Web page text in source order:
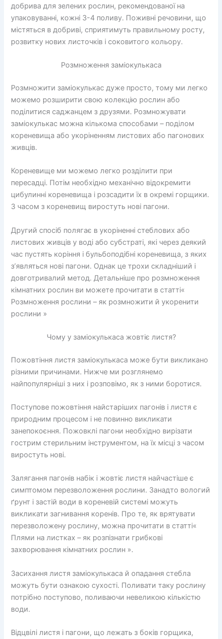
добрива для зелених рослин, рекомендованої на
упаковуванні, кожні 3-4 поливу. Поживні речовини, що
містяться в добриві, сприятимуть правильному росту,
розвитку нових листочків і соковитого кольору.
Розмноження заміокулькаса
Розмножити заміокулькас дуже просто, тому ми легко
можемо розширити свою колекцію рослин або
поділитися саджанцем з друзями. Розмножувати
заміокулькас можна кількома способами – поділом
кореневища або укоріненням листових або пагонових
живців.
Кореневище ми можемо легко розділити при
пересадці. Потім необхідно механічно відокремити
цибулинні кореневища і розсадити їх в окремі горщики.
З часом з кореневищ виростуть нові пагони.
Другий спосіб полягає в укоріненні стеблових або
листових живців у воді або субстраті, які через деякий
час пустять коріння і бульбоподібні кореневища, з яких
з’являться нові пагони. Однак це трохи складніший і
довготривалий метод. Детальніше про розмноження
кімнатних рослин ви можете прочитати в статті«
Розмноження рослини – як розмножити й укоренити
рослини »
Чому у заміокулькаса жовтіє листя?
Пожовтіння листя заміокулькаса може бути викликано
різними причинами. Нижче ми розглянемо
найпопулярніші з них і розповімо, як з ними боротися.
Поступове пожовтіння найстаріших пагонів і листя є
природним процесом і не повинно викликати
занепокоєння. Пожовклі пагони необхідно вирізати
гострим стерильним інструментом, на їх місці з часом
виростуть нові.
Залягання пагонів набік і жовтіє листя найчастіше є
симптомом перезволоження рослини. Занадто вологий
ґрунт і застій води в кореневій системі можуть
викликати загнивання коренів. Про те, як врятувати
перезволожену рослину, можна прочитати в статті«
Плями на листках – як розпізнати грибкові
захворювання кімнатних рослин ».
Засихання листя заміокулькаса й опадання стебла
можуть бути ознакою сухості. Поливати таку рослину
потрібно поступово, поливаючи невеликою кількістю
води.
Відцвілі листя і пагони, що лежать з боків горщика,